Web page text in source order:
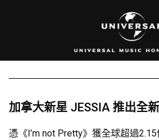
加拿大新星 JESSIA 推出全
憑《I’m not Pretty》獲全球超過